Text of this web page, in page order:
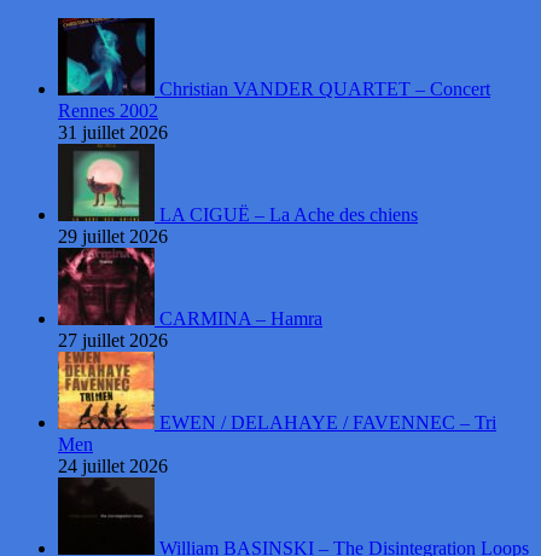
Christian VANDER QUARTET – Concert
Rennes 2002
31 juillet 2026
LA CIGUË – La Ache des chiens
29 juillet 2026
CARMINA – Hamra
27 juillet 2026
EWEN / DELAHAYE / FAVENNEC – Tri
Men
24 juillet 2026
William BASINSKI – The Disintegration Loops